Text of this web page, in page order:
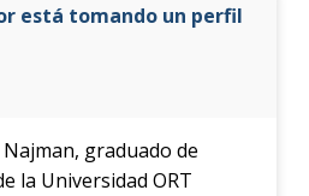
está tomando un perfil
graduado de
la Universidad ORT